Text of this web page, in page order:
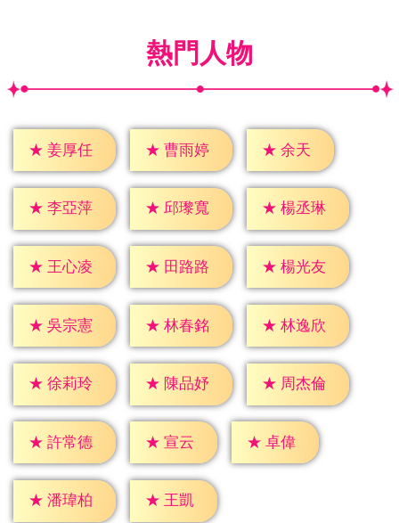
熱門人物
★ 姜厚任 ★ 曹雨婷 ★ 余天
★ 李亞萍 ★ 邱瓈寬 ★ 楊丞琳
★ 王心凌 ★ 田路路 ★ 楊光友
★ 吳宗憲 ★ 林春銘 ★ 林逸欣
★ 徐莉玲 ★ 陳品妤 ★ 周杰倫
★ 許常德 ★ 宣云 ★ 卓偉
★ 潘瑋柏 ★ 王凱